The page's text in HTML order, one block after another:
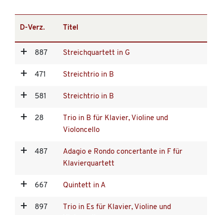
D-Verz. Titel
887 Streichquartett in G
471 Streichtrio in B
581 Streichtrio in B
28
Trio in B für Klavier, Violine und
Violoncello
487
Adagio e Rondo concertante in F für
Klavierquartett
667 Quintett in A
897
Trio in Es für Klavier, Violine und